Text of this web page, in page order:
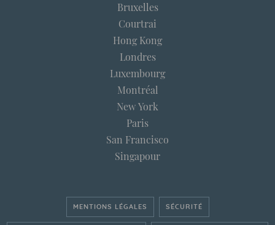
Bruxelles
Courtrai
Hong Kong
Londres
Luxembourg
Montréal
New York
Paris
San Francisco
Singapour
MENTIONS LÉGALES SÉCURITÉ